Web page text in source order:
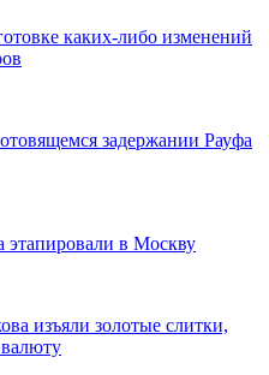
каких-либо изменений
задержании Рауфа
этапировали в Москву
изъяли золотые слитки,